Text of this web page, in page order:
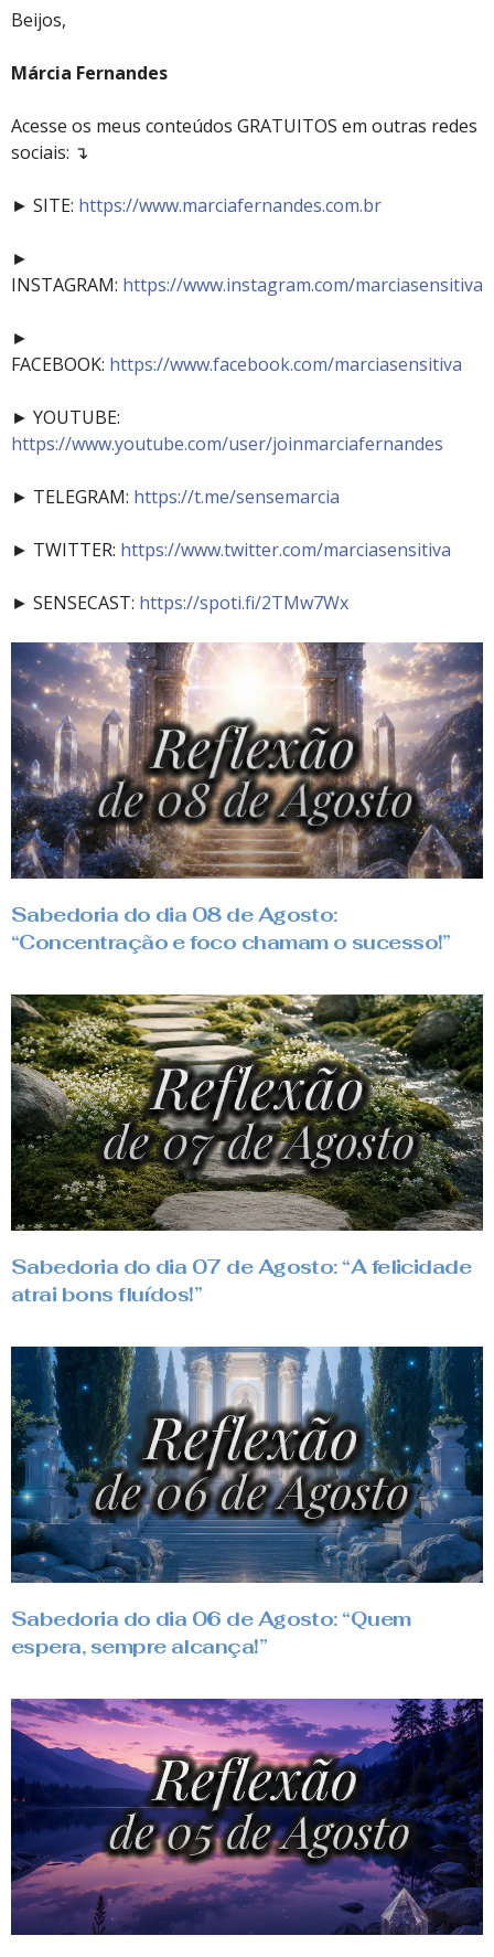
Beijos,
Márcia Fernandes
Acesse os meus conteúdos GRATUITOS em outras redes
sociais: ↴
► SITE: https://www.marciafernandes.com.br
►
INSTAGRAM: https://www.instagram.com/marciasensitiva
►
FACEBOOK: https://www.facebook.com/marciasensitiva
► YOUTUBE:
https://www.youtube.com/user/joinmarciafernandes
► TELEGRAM: https://t.me/sensemarcia
► TWITTER: https://www.twitter.com/marciasensitiva
► SENSECAST: https://spoti.fi/2TMw7Wx
Sabedoria do dia 08 de Agosto:
“Concentração e foco chamam o sucesso!”
Sabedoria do dia 07 de Agosto: “A felicidade
atrai bons fluídos!”
Sabedoria do dia 06 de Agosto: “Quem
espera, sempre alcança!”